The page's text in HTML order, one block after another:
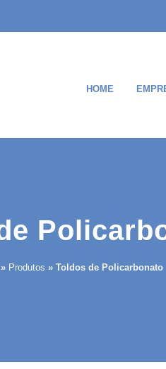
HOME
Produtos » Toldos de Policarbonato